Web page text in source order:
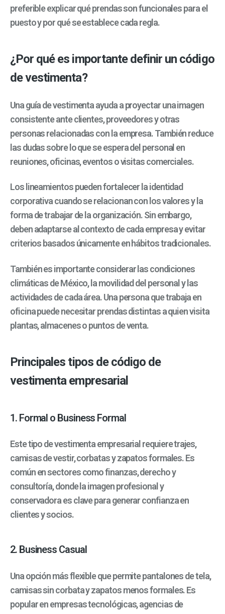
preferible explicar qué prendas son funcionales para el
puesto y por qué se establece cada regla.
¿Por qué es importante definir un código
de vestimenta?
Una guía de vestimenta ayuda a proyectar una imagen
consistente ante clientes, proveedores y otras
personas relacionadas con la empresa. También reduce
las dudas sobre lo que se espera del personal en
reuniones, oficinas, eventos o visitas comerciales.
Los lineamientos pueden fortalecer la identidad
corporativa cuando se relacionan con los valores y la
forma de trabajar de la organización. Sin embargo,
deben adaptarse al contexto de cada empresa y evitar
criterios basados únicamente en hábitos tradicionales.
También es importante considerar las condiciones
climáticas de México, la movilidad del personal y las
actividades de cada área. Una persona que trabaja en
oficina puede necesitar prendas distintas a quien visita
plantas, almacenes o puntos de venta.
Principales tipos de código de
vestimenta empresarial
1. Formal o Business Formal
Este tipo de vestimenta empresarial requiere trajes,
camisas de vestir, corbatas y zapatos formales. Es
común en sectores como finanzas, derecho y
consultoría, donde la imagen profesional y
conservadora es clave para generar confianza en
clientes y socios.
2. Business Casual
Una opción más flexible que permite pantalones de tela,
camisas sin corbata y zapatos menos formales. Es
popular en empresas tecnológicas, agencias de